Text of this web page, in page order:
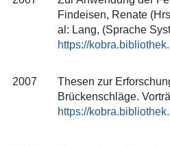
Findeisen, Renate
al: Lang, (Sprache
https://
2007
Thesen zur
Brückenschläge.
https://